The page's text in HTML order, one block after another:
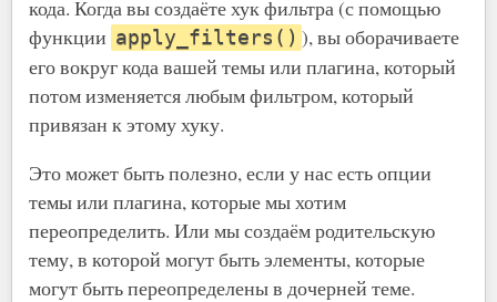
кода. Когда вы создаёте хук фильтра (с помощью
функции apply_filters() ), вы оборачиваете
его вокруг кода вашей темы или плагина, который
потом изменяется любым фильтром, который
привязан к этому хуку.
Это может быть полезно, если у нас есть опции
темы или плагина, которые мы хотим
переопределить. Или мы создаём родительскую
тему, в которой могут быть элементы, которые
могут быть переопределены в дочерней теме.